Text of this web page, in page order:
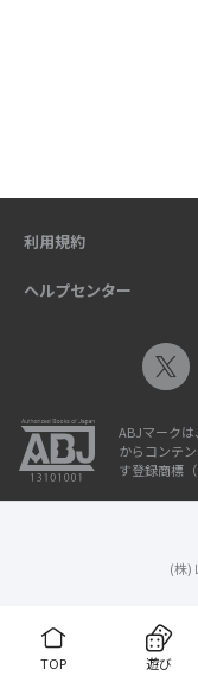
TOP 遊び
利用規約
ヘルプセンター
ABJマーク
からコンテ
す登録商標
(株)